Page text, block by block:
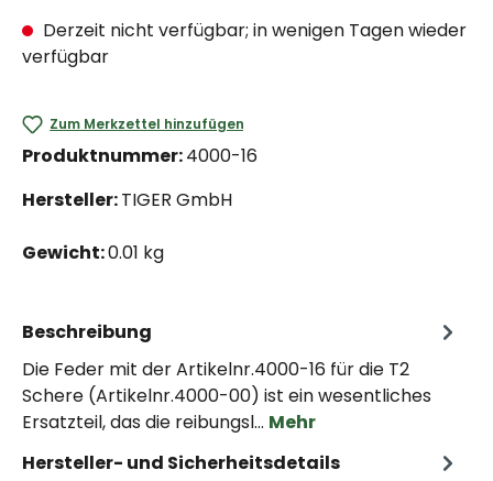
Derzeit nicht verfügbar; in wenigen Tagen wieder
verfügbar
Zum Merkzettel hinzufügen
Produktnummer:4000-16
Hersteller:TIGER GmbH
Gewicht:0.01 kg
Beschreibung
Die Feder mit der Artikelnr.4000-16 für die T2
Schere (Artikelnr.4000-00) ist ein wesentliches
Ersatzteil, das die reibungsl… Mehr
Hersteller- und Sicherheitsdetails